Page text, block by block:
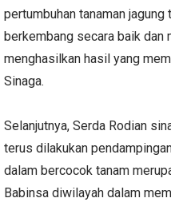
pertumbuhan tanaman
berkembang secara baik dan
menghasilkan hasil yang
Sinaga.
Selanjutnya, Serda Rodian
terus dilakukan
dalam bercocok tanam
Babinsa diwilayah dalam